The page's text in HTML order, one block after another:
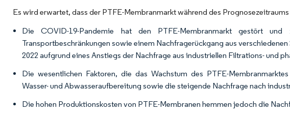
Es wird erwartet, dass der PTFE-Membranmarkt während des
Die COVID-19-Pandemie hat den PTFE-Membranmarkt gestört
Transportbeschränkungen sowie einem Nachfragerückgang aus
2022 aufgrund eines Anstiegs der Nachfrage aus industriellen Filtrations- und
Die wesentlichen Faktoren, die das Wachstum des PTFE-
Wasser- und Abwasseraufbereitung sowie die steigende Nachfrage nach
Die hohen Produktionskosten von PTFE-Membranen hemmen jedoch die